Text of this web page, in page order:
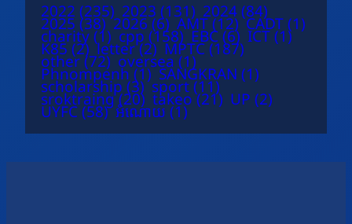
2022 (235) 2023 (131) 2024 (84)
2025 (38) 2026 (6) AMT (12) CADT (1)
charity (1) cpp (158) EBC (6) ICT (1)
K85 (2) letter (2) MPTC (187)
other (72) oversea (1)
Phnompenh (1) SANGKRAN (1)
scholarship (3) sport (11)
sroktraing (20) takeo (21) UP (2)
UYFC (58) អំណោយ (1)